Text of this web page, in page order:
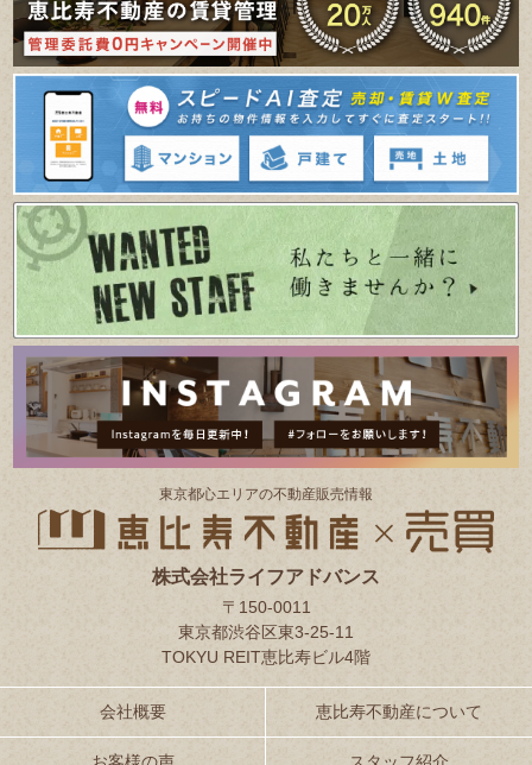
東京都⼼エリアの不動産販売情報
株式会社ライフアドバンス
〒150-0011
東京都渋谷区東3-25-11
TOKYU REIT恵比寿ビル4階
会社概要 恵比寿不動産について